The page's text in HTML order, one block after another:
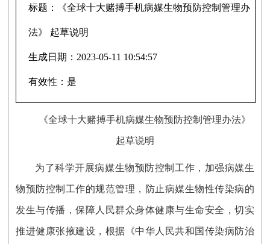
标题： 《全球十大赌搏手机病媒生物预防控制管理办
法》 起草说明
生成日期： 2023-05-11 10:54:57
有效性： 是
《全球十大赌搏手机病媒生物预防控制管理办法》
起草说明
为了科学开展病媒生物预防控制工作，加强病媒生
物预防控制工作的规范管理，防止病媒生物性传染病的
发生与传播，保障人民群众身体健康与生命安全，切实
推进健康张掖建设，根据《中华人民共和国传染病防治